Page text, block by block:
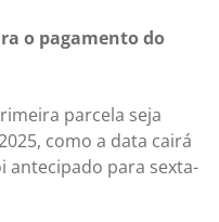
o pagamento do
parcela seja
como a data cairá
antecipado para sexta-